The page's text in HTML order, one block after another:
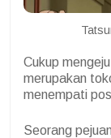
Cukup
merupakan
menempati
Seorang